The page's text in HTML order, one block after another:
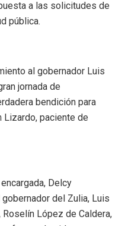
a las solicitudes de
pública.
al gobernador Luis
jornada de
bendición para
paciente de
Delcy
del Zulia, Luis
Roselín López de Caldera,